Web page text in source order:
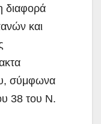
διαφορά
και
σύμφωνα
38 του Ν.